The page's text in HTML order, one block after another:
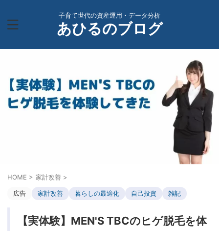
子育て世代の資産運用・データ分析
あひるのブログ
HOME > 家計改善 >
広告 家計改善 暮らしの最適化 自己投資 雑記
【実体験】MEN'S TBCのヒゲ脱毛を体